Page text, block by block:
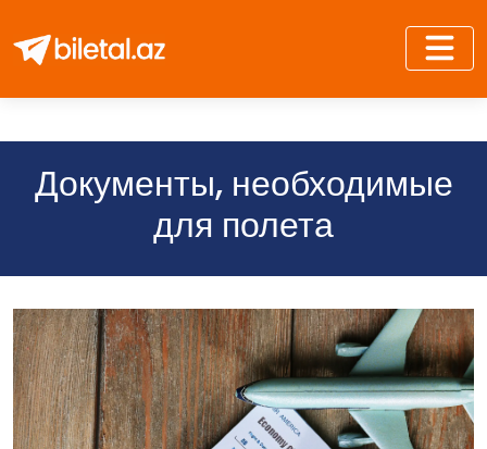
Документы, необходимые
для полета